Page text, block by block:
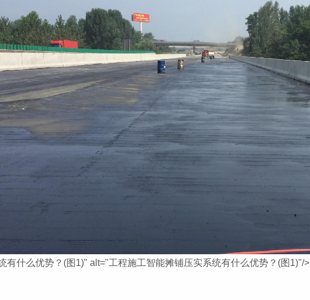
有什么优势？(图1)" alt="工程施工智能摊铺压实系统有什么优势？(图1)"/>